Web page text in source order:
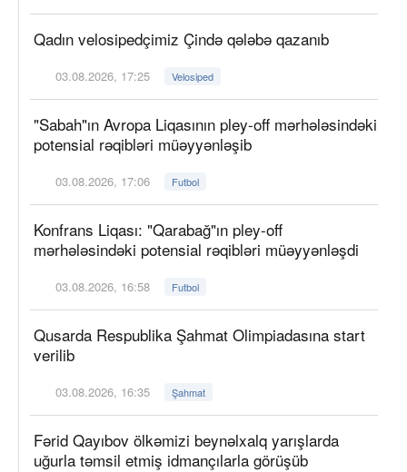
Qadın velosipedçimiz Çində qələbə qazanıb
03.08.2026, 17:25 Velosiped
"Sabah"ın Avropa Liqasının pley-off mərhələsindəki
potensial rəqibləri müəyyənləşib
03.08.2026, 17:06 Futbol
Konfrans Liqası: "Qarabağ"ın pley-off
mərhələsindəki potensial rəqibləri müəyyənləşdi
03.08.2026, 16:58 Futbol
Qusarda Respublika Şahmat Olimpiadasına start
verilib
03.08.2026, 16:35 Şahmat
Fərid Qayıbov ölkəmizi beynəlxalq yarışlarda
uğurla təmsil etmiş idmançılarla görüşüb